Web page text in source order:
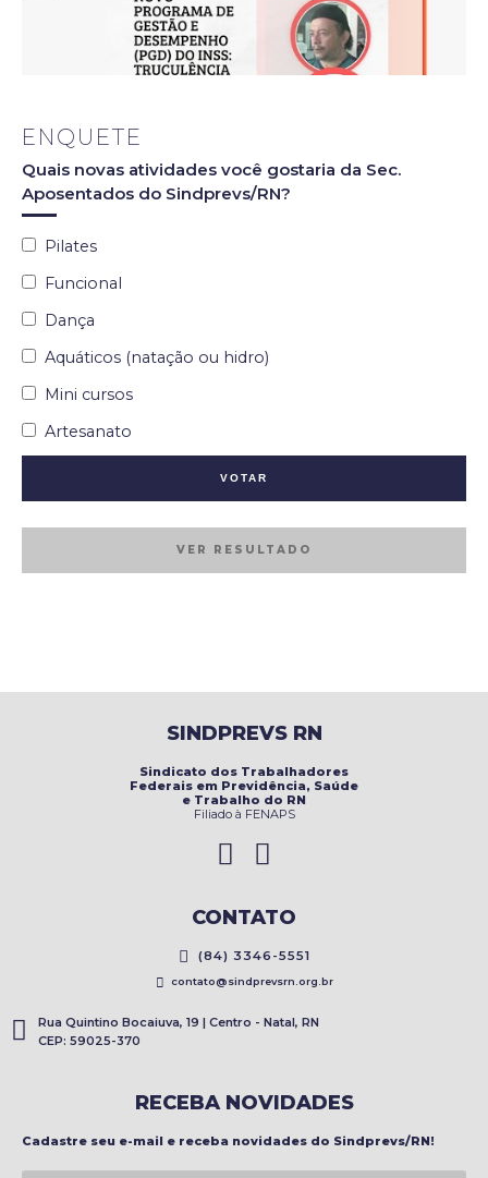
ENQUETE
Quais novas atividades você gostaria da Sec.
Aposentados do Sindprevs/RN?
Pilates
Funcional
Dança
Aquáticos (natação ou hidro)
Mini cursos
Artesanato
VER RESULTADO
SINDPREVS RN
Sindicato dos Trabalhadores
Federais em Previdência, Saúde
e Trabalho do RN
Filiado à FENAPS
CONTATO
(84) 3346-5551
contato@sindprevsrn.org.br
Rua Quintino Bocaiuva, 19 | Centro - Natal, RN
CEP: 59025-370
RECEBA NOVIDADES
Cadastre seu e-mail e receba novidades do Sindprevs/RN!